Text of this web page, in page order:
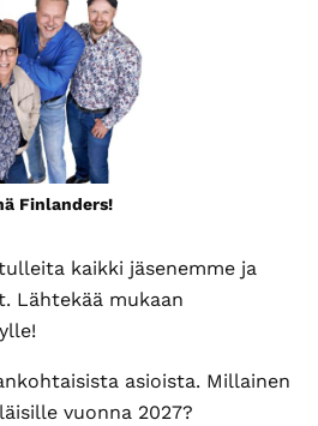
Finlanders!
kaikki jäsenemme ja
Lähtekää mukaan
asioista. Millainen
vuonna 2027?